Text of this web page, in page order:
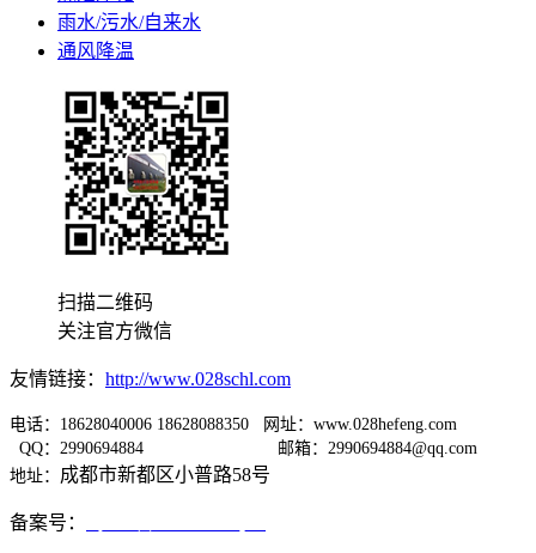
雨水/污水/自来水
通风降温
扫描二维码
关注官方微信
友情链接： http://www.028schl.com
电话：18628040006 18628088350 网址：www.028hefeng.com
QQ：2990694884
邮箱：2990694884@qq.com
地址： 成都市新都区小普路58号
备案号：